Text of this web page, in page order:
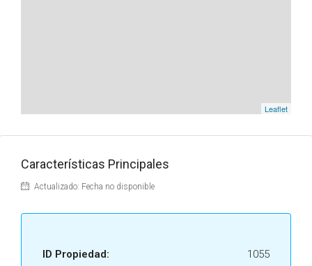
Leaflet
Características Principales
Actualizado: Fecha no disponible
ID Propiedad: 1055